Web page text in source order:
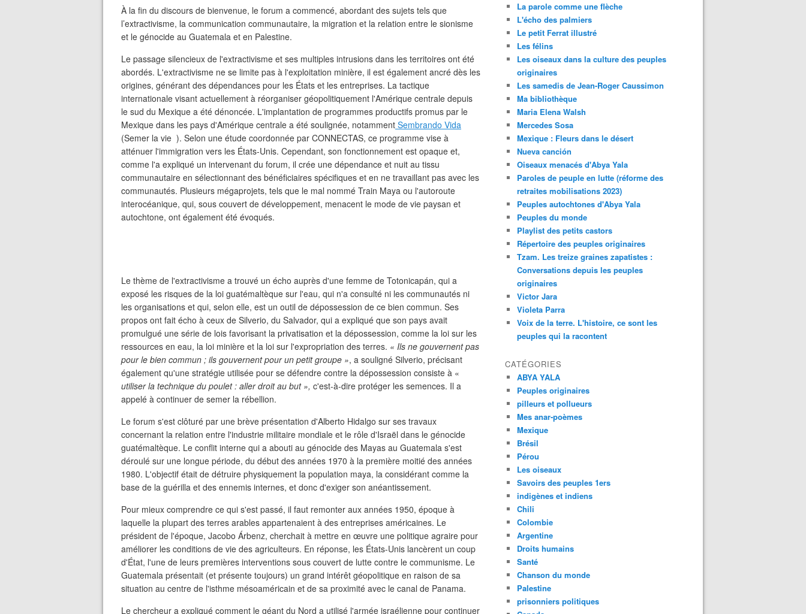
À la fin du discours de bienvenue, le forum a commencé, abordant des sujets tels que
l’extractivisme, la communication communautaire, la migration et la relation entre le sionisme
et le génocide au Guatemala et en Palestine.
Le passage silencieux de l'extractivisme et ses multiples intrusions dans les territoires ont été
abordés. L'extractivisme ne se limite pas à l'exploitation minière, il est également ancré dès les
origines, générant des dépendances pour les États et les entreprises. La tactique
internationale visant actuellement à réorganiser géopolitiquement l'Amérique centrale depuis
le sud du Mexique a été dénoncée. L'implantation de programmes productifs promus par le
Mexique dans les pays d'Amérique centrale a été soulignée, notamment Sembrando Vida
(Semer la vie ). Selon une étude coordonnée par CONNECTAS, ce programme vise à
atténuer l'immigration vers les États-Unis. Cependant, son fonctionnement est opaque et,
comme l'a expliqué un intervenant du forum, il crée une dépendance et nuit au tissu
communautaire en sélectionnant des bénéficiaires spécifiques et en ne travaillant pas avec les
communautés. Plusieurs mégaprojets, tels que le mal nommé Train Maya ou l'autoroute
interocéanique, qui, sous couvert de développement, menacent le mode de vie paysan et
autochtone, ont également été évoqués.
Le thème de l'extractivisme a trouvé un écho auprès d'une femme de Totonicapán, qui a
exposé les risques de la loi guatémaltèque sur l'eau, qui n'a consulté ni les communautés ni
les organisations et qui, selon elle, est un outil de dépossession de ce bien commun. Ses
propos ont fait écho à ceux de Silverio, du Salvador, qui a expliqué que son pays avait
promulgué une série de lois favorisant la privatisation et la dépossession, comme la loi sur les
ressources en eau, la loi minière et la loi sur l'expropriation des terres. « Ils ne gouvernent pas
pour le bien commun ; ils gouvernent pour un petit groupe », a souligné Silverio, précisant
également qu'une stratégie utilisée pour se défendre contre la dépossession consiste à «
utiliser la technique du poulet : aller droit au but », c'est-à-dire protéger les semences. Il a
appelé à continuer de semer la rébellion.
Le forum s'est clôturé par une brève présentation d'Alberto Hidalgo sur ses travaux
concernant la relation entre l'industrie militaire mondiale et le rôle d'Israël dans le génocide
guatémaltèque. Le conflit interne qui a abouti au génocide des Mayas au Guatemala s'est
déroulé sur une longue période, du début des années 1970 à la première moitié des années
1980. L'objectif était de détruire physiquement la population maya, la considérant comme la
base de la guérilla et des ennemis internes, et donc d'exiger son anéantissement.
Pour mieux comprendre ce qui s'est passé, il faut remonter aux années 1950, époque à
laquelle la plupart des terres arables appartenaient à des entreprises américaines. Le
président de l'époque, Jacobo Árbenz, cherchait à mettre en œuvre une politique agraire pour
améliorer les conditions de vie des agriculteurs. En réponse, les États-Unis lancèrent un coup
d'État, l'une de leurs premières interventions sous couvert de lutte contre le communisme. Le
Guatemala présentait (et présente toujours) un grand intérêt géopolitique en raison de sa
situation au centre de l'isthme mésoaméricain et de sa proximité avec le canal de Panama.
Le chercheur a expliqué comment le géant du Nord a utilisé l'armée israélienne pour continuer
La parole comme une flèche
L'écho des palmiers
Le petit Ferrat illustré
Les félins
Les oiseaux dans la culture des peuples
originaires
Les samedis de Jean-Roger Caussimon
Ma bibliothèque
Maria Elena Walsh
Mercedes Sosa
Mexique : Fleurs dans le désert
Nueva canción
Oiseaux menacés d'Abya Yala
Paroles de peuple en lutte (réforme des
retraites mobilisations 2023)
Peuples autochtones d'Abya Yala
Peuples du monde
Playlist des petits castors
Répertoire des peuples originaires
Tzam. Les treize graines zapatistes :
Conversations depuis les peuples
originaires
Victor Jara
Violeta Parra
Voix de la terre. L'histoire, ce sont les
peuples qui la racontent
CATÉGORIES
ABYA YALA
Peuples originaires
pilleurs et pollueurs
Mes anar-poèmes
Mexique
Brésil
Pérou
Les oiseaux
Savoirs des peuples 1ers
indigènes et indiens
Chili
Colombie
Argentine
Droits humains
Santé
Chanson du monde
Palestine
prisonniers politiques